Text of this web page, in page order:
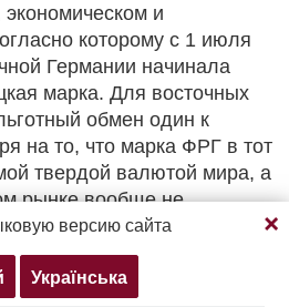
и
которому с 1 июля
Германии начинала
марка. Для восточных
обмен один к
на то, что марка ФРГ в тот
твердой валютой мира, а
рынке вообще не
вы соглашаетесь с нашей
Подробнее
версию сайта
Українська